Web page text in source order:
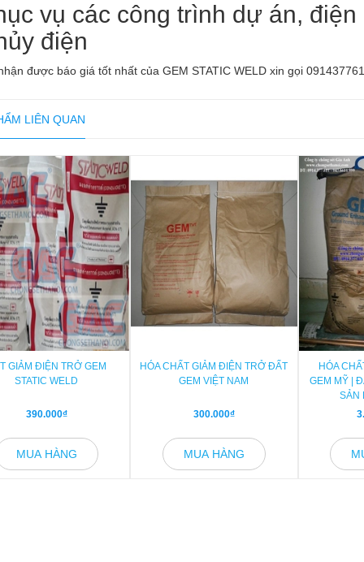
vụ các công trình dự án,
điện
được báo giá tốt nhất của GEM STATIC WELD xin gọi
LIÊN QUAN
GIẢM ĐIỆN TRỞ GEM
STATIC WELD
390.000₫
MUA HÀNG
HÓA CHẤT GIẢM ĐIỆN TRỞ ĐẤT
GEM VIỆT NAM
300.000₫
MUA HÀNG
HÓA
GEM MỸ |
SẢN